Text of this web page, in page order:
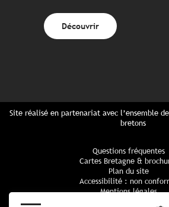
Découvrir
Site réalisé en partenariat avec l’ensemble
bretons
Questions fréquentes
Cartes Bretagne &
Plan du site
Accessibilité : non
Mentions légales